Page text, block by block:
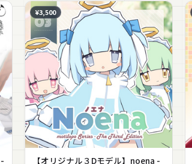
¥3,500
【オリジナル３Dモデル】noena -